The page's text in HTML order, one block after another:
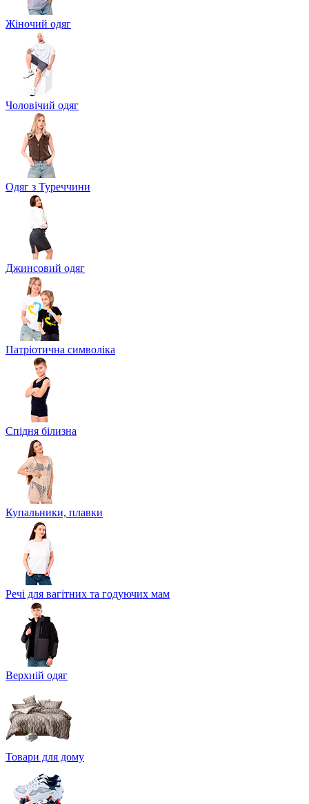
Жіночий одяг
Чоловічий одяг
Одяг з Туреччини
Джинсовий одяг
Патріотична символіка
Спідня білизна
Купальники, плавки
Речі для вагітних та годуючих мам
Верхній одяг
Товари для дому